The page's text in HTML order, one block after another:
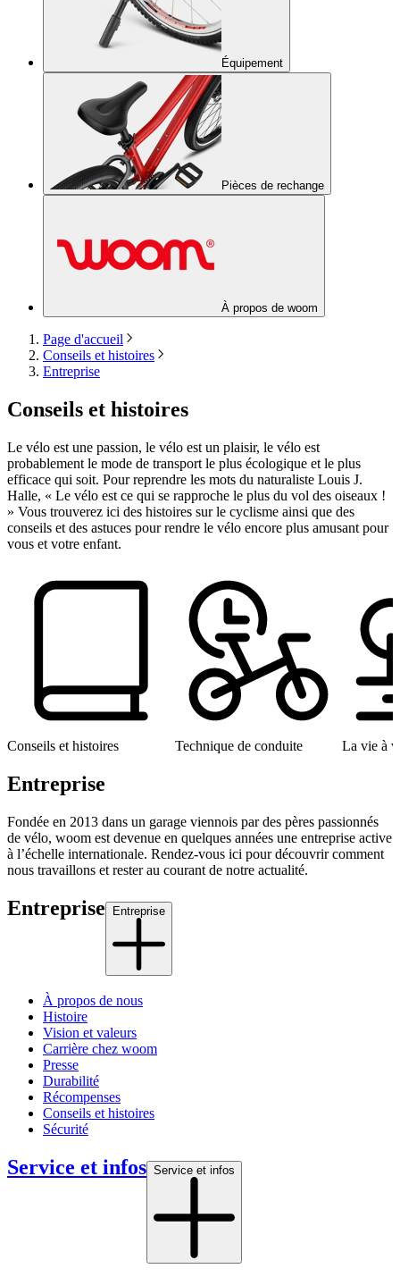
Équipement
Pièces de rechange
À propos de woom
Page d'accueil
Conseils et histoires
Entreprise
Conseils et histoires
Le vélo est une passion, le vélo est un plaisir, le vélo est
probablement le mode de transport le plus écologique et le plus
efficace qui soit. Pour reprendre les mots du naturaliste Louis J.
Halle, « Le vélo est ce qui se rapproche le plus du vol des oiseaux !
» Vous trouverez ici des histoires sur le cyclisme ainsi que des
conseils et des astuces pour rendre le vélo encore plus amusant pour
vous et votre enfant.
Conseils et histoires Technique de conduite La vie à
Entreprise
Fondée en 2013 dans un garage viennois par des pères passionnés
de vélo, woom est devenue en quelques années une entreprise active
à l’échelle internationale. Rendez-vous ici pour découvrir comment
nous travaillons et rester au courant de notre actualité.
Entreprise Entreprise
À propos de nous
Histoire
Vision et valeurs
Carrière chez woom
Presse
Durabilité
Récompenses
Conseils et histoires
Sécurité
Service et infos Service et infos